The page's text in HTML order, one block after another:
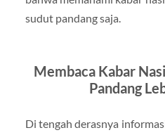
sudut pandang saja.
Membaca Kabar
Pandang
Di tengah derasnya